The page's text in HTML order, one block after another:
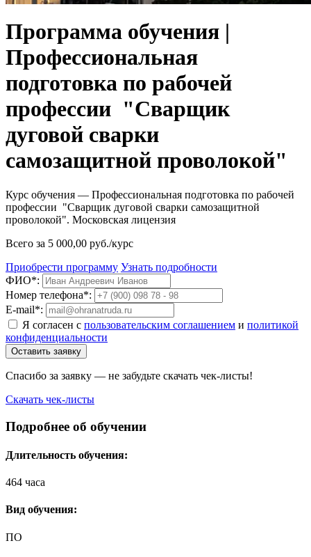
Программа обучения |
Профессиональная
подготовка по рабочей
профессии "Сварщик
дуговой сварки
самозащитной проволокой"
Курс обучения — Профессиональная подготовка по рабочей
профессии "Сварщик дуговой сварки самозащитной
проволокой". Московская лицензия
Всего за 5 000,00 руб./курс
Приобрести программу Узнать подробности
ФИО*:
Номер телефона*:
E-mail*:
Я согласен с пользовательским соглашением и политикой
конфиденциальности
Оставить заявку
Спасибо за заявку — не забудьте скачать чек-листы!
Скачать чек-листы
Подробнее об обучении
Длительность обучения:
464 часа
Вид обучения:
ПО